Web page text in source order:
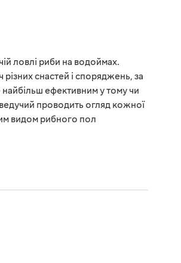
ловлі риби на водоймах.
снастей і споряджень, за
ефективним у тому чи
проводить огляд кожної
видом рибного пол